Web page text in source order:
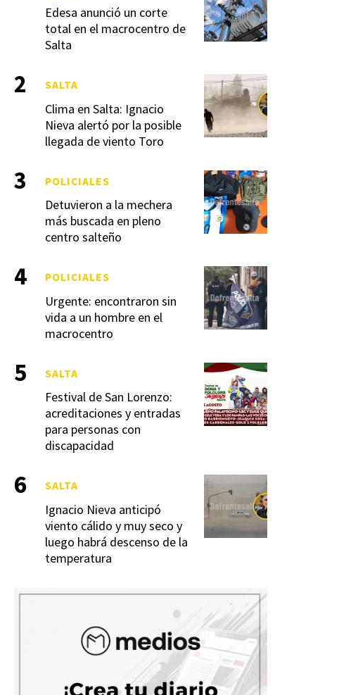
Edesa anunció un corte
total en el macrocentro de
Salta
Clima en Salta: Ignacio
Nieva alertó por la posible
llegada de viento Toro
SALTA
Detuvieron a la mechera
más buscada en pleno
centro salteño
POLICIALES
Urgente: encontraron sin
vida a un hombre en el
macrocentro
POLICIALES
Festival de San Lorenzo:
acreditaciones y entradas
para personas con
discapacidad
SALTA
Ignacio Nieva anticipó
viento cálido y muy seco y
luego habrá descenso de la
temperatura
SALTA